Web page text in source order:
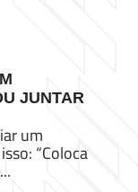
JUNTAR
um
“Coloca